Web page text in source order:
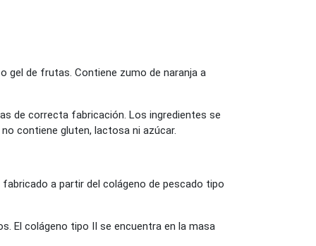
gel de frutas. Contiene zumo de naranja a
de correcta fabricación. Los ingredientes se
contiene gluten, lactosa ni azúcar.
a partir del colágeno de pescado tipo
El colágeno tipo II se encuentra en la masa